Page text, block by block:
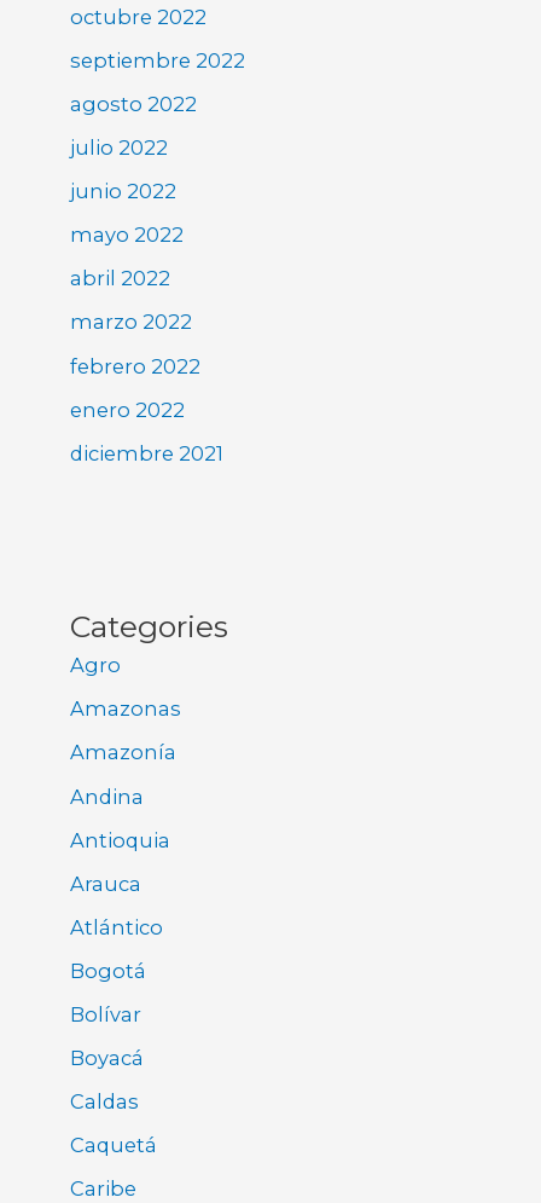
octubre 2022
septiembre 2022
agosto 2022
julio 2022
junio 2022
mayo 2022
abril 2022
marzo 2022
febrero 2022
enero 2022
diciembre 2021
Categories
Agro
Amazonas
Amazonía
Andina
Antioquia
Arauca
Atlántico
Bogotá
Bolívar
Boyacá
Caldas
Caquetá
Caribe